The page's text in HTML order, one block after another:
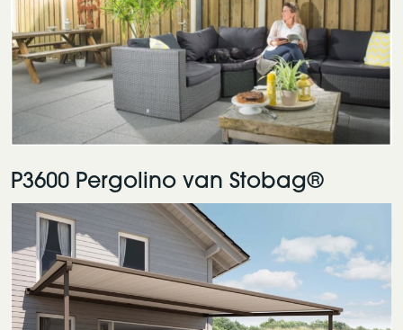
P3600 Pergolino van Stobag®